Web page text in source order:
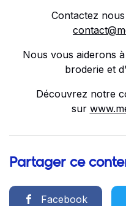
Contactez
Nous vous aiderons
broderie et
Découvrez notre
sur
Partager ce
Facebook